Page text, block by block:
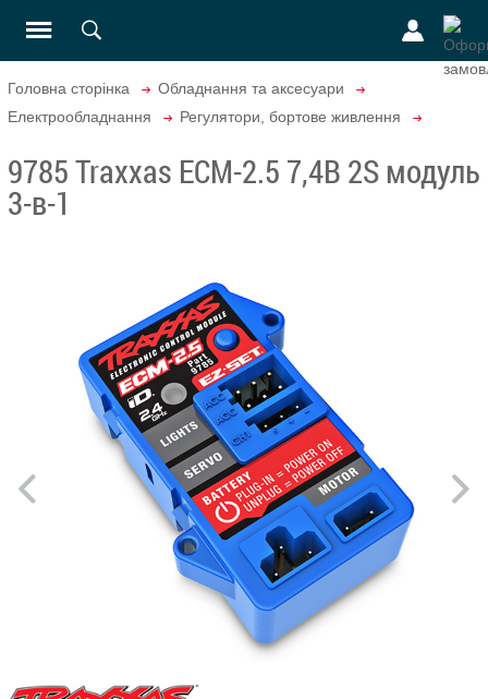
Головна сторінка
Обладнання та аксесуари
Електрообладнання
Регулятори, бортове живлення
9785 Traxxas ECM-2.5 7,4В 2S модуль
3-в-1